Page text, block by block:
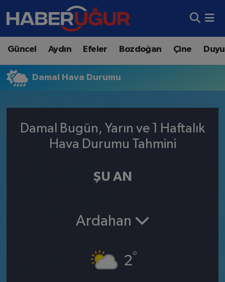
Güncel Aydın Efeler Bozdoğan Çine
Damal Hava Durumu
Damal Bugün, Yarın ve 1 Haftalık
Hava Durumu Tahmini
ŞU AN
Ardahan
2°
Aydın Nöbetçi Eczaneler
Aydın Hava Durumu
Süper Lig Puan Durumu ve Fikstür